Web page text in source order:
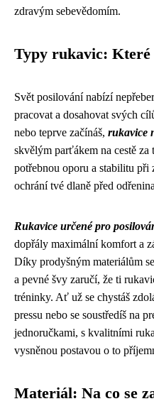
zdravým sebevědomím.
Typy rukavic: Které
Svět posilování nabízí
pracovat a dosahovat svých
nebo teprve začínáš, rukavice
skvělým parťákem na cestě
potřebnou oporu a stabilitu při
ochrání tvé dlaně před
Rukavice určené pro
dopřály maximální komfort a
Díky prodyšným materiálům
a pevné švy zaručí, že ti
tréninky. Ať už se chystáš
pressu nebo se soustředíš na
jednoručkami, s kvalitními
vysněnou postavou o to
Materiál: Na co se